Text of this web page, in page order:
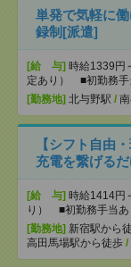
単発で気軽に
録制[派遣]
[給 与] 時給1339円
定あり） ■初勤務手
[勤務地] 北与野駅 /
【シフト自由
充電を繋げる
[給 与] 時給1414
り） ■初勤務手当
[勤務地] 新宿駅から
高田馬場駅から徒歩 /